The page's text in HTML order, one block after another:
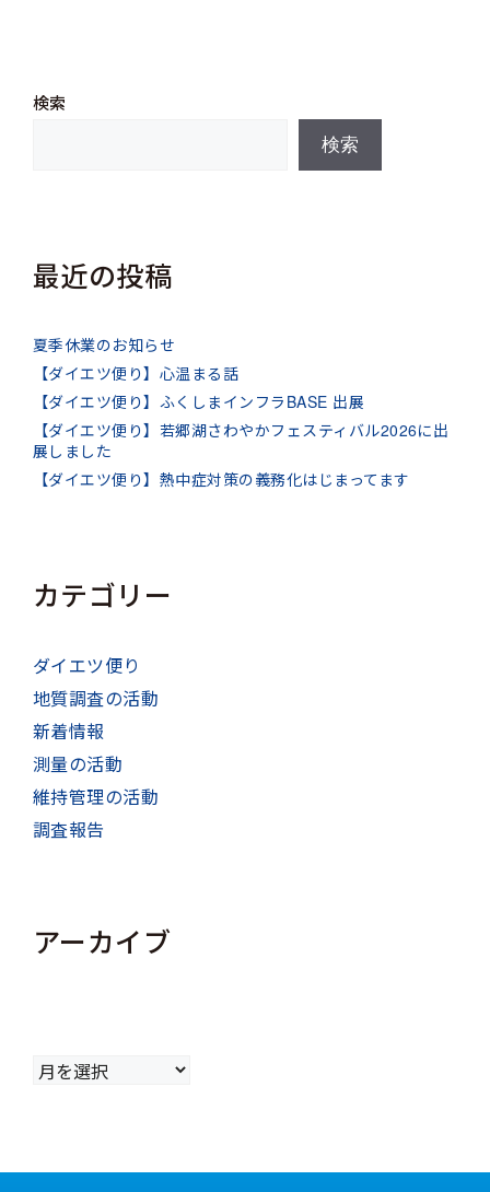
検索
検索
最近の投稿
夏季休業のお知らせ
【ダイエツ便り】心温まる話
【ダイエツ便り】ふくしまインフラBASE 出展
【ダイエツ便り】若郷湖さわやかフェスティバル2026に出
展しました
【ダイエツ便り】熱中症対策の義務化はじまってます
カテゴリー
ダイエツ便り
地質調査の活動
新着情報
測量の活動
維持管理の活動
調査報告
アーカイブ
ア
ー